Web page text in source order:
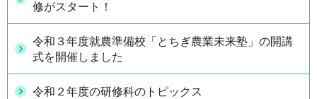
修がスタート！
令和３年度就農準備校「とちぎ農業未来塾」の開講
式を開催しました
令和２年度の研修科のトピックス